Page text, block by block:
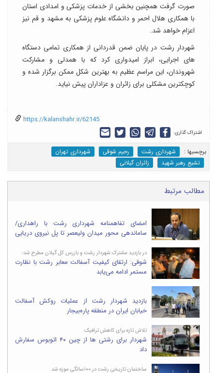
صورت گرفت همچنین بخشی از خدمات پزشکی و امدادی استان
با همکاری هلال احمر و دانشگاه علوم پزشکی به مشهد و قم نیز
اعزام خواهد شد.
شهردار رشت در پایان ضمن قدردانی از همکاری تمامی دستگاه
های اجرایی، ابراز امیدواری کرد که با همدلی و مشارکت
شهروندان، این مراسم عظیم به بهترین شکل ممکن برگزار شده و
کوچکترین مشکلی برای زائران و عزاداران پیش نیاید.
https://kalanshahr.ir/62145
اشتراک گذاری:
برچسب‎ها : شهرداری رشت رحیم شوقی
شهرداری تهران
تشیع رهبر شهید
زائران گیلانی
مطالب مرتبط
امضای تفاهمنامه شهرداری رشت با راهداری/
ساماندهی محور میدان ولیعصر تا پل نیروی دریایی
در بازدید مشترک شهردار رشت و بازرس کل گیلان مطرح شد؛
شوقی: ارتقای کیفیت آسفالت معابر رشت با نظارت
مستمر ادامه می‌یابد
بازدید شهردار رشت از عملیات روکش آسفالت
خیابان ایران در منطقه پاره‌بیجار
تلاش تازه برای کاهش ترافیک
شهردار برای رشتی ها از چین ۴۰ اتوبوس سفارش
داد
ساختمان تاریخی رشت در ۱۰۰سالگی موزه شد